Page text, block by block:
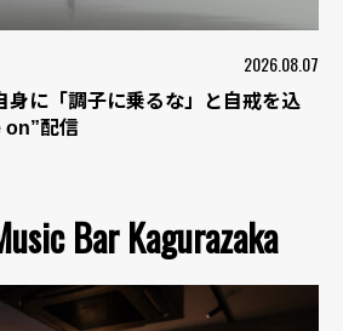
2026.08.07
身に「調子に乗るな」と自戒を込
on”配信
Bar Kagurazaka